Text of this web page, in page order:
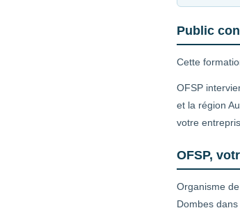
Public
Cette
OFSP
et la région
votre
OFSP,
Organisme
Dombes